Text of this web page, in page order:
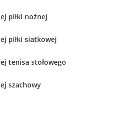
nożnej
siatkowej
stołowego